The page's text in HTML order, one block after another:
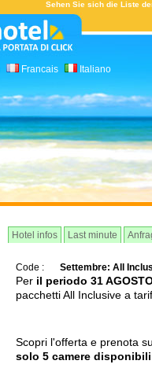
Sehen Sie sich die Liste
Francais Italiano
Hotel infos Last minute
Code : Settembre: All
Per il periodo 31
pacchetti All Inclusive a
Scopri l'offerta e prenota
solo 5 camere